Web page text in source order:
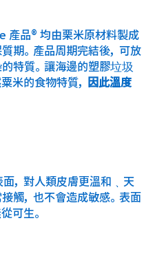
品® 均由栗米原材料製成
期。產品周期完結後，可放
特質。讓海邊的塑膠垃圾
米的食物特質， 因此溫度
，對人類皮膚更溫和﹑天
觸，也不會造成敏感。表面
可生。